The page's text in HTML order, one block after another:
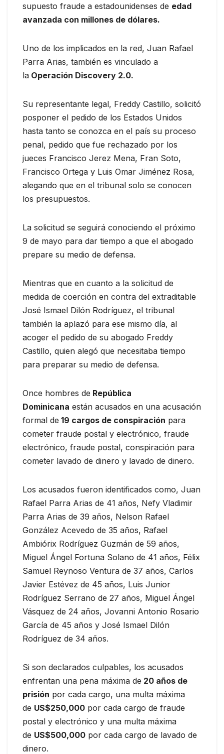
supuesto fraude a estadounidenses de edad
avanzada con millones de dólares.
Uno de los implicados en la red, Juan Rafael
Parra Arias, también es vinculado a
la Operación Discovery 2.0.
Su representante legal, Freddy Castillo, solicitó
posponer el pedido de los Estados Unidos
hasta tanto se conozca en el país su proceso
penal, pedido que fue rechazado por los
jueces Francisco Jerez Mena, Fran Soto,
Francisco Ortega y Luis Omar Jiménez Rosa,
alegando que en el tribunal solo se conocen
los presupuestos.
La solicitud se seguirá conociendo el próximo
9 de mayo para dar tiempo a que el abogado
prepare su medio de defensa.
Mientras que en cuanto a la solicitud de
medida de coerción en contra del extraditable
José Ismael Dilón Rodríguez, el tribunal
también la aplazó para ese mismo día, al
acoger el pedido de su abogado Freddy
Castillo, quien alegó que necesitaba tiempo
para preparar su medio de defensa.
Once hombres de República
Dominicana están acusados ​​en una acusación
formal de 19 cargos de conspiración para
cometer fraude postal y electrónico, fraude
electrónico, fraude postal, conspiración para
cometer lavado de dinero y lavado de dinero.
Los acusados fueron identificados como, Juan
Rafael Parra Arias de 41 años, Nefy Vladimir
Parra Arias de 39 años, Nelson Rafael
González Acevedo de 35 años, Rafael
Ambiórix Rodríguez Guzmán de 59 años,
Miguel Ángel Fortuna Solano de 41 años, Félix
Samuel Reynoso Ventura de 37 años, Carlos
Javier Estévez de 45 años, Luis Junior
Rodríguez Serrano de 27 años, Miguel Ángel
Vásquez de 24 años, Jovanni Antonio Rosario
García de 45 años y José Ismael Dilón
Rodríguez de 34 años.
Si son declarados culpables, los acusados ​​
enfrentan una pena máxima de 20 años de
prisión por cada cargo, una multa máxima
de US$250,000 por cada cargo de fraude
postal y electrónico y una multa máxima
de US$500,000 por cada cargo de lavado de
dinero.